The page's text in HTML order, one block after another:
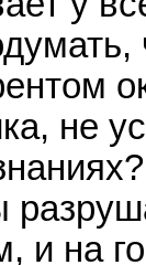
не
и на